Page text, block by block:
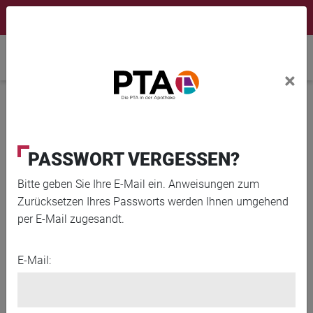
×
PASSWORT VERGESSEN?
Bitte geben Sie Ihre E-Mail ein. Anweisungen zum
Zurücksetzen Ihres Passworts werden Ihnen umgehend
per E-Mail zugesandt.
E-Mail:
×